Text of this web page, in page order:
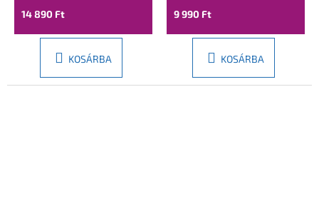
14 890 Ft
KOSÁRBA
9 990 Ft
KOSÁRBA